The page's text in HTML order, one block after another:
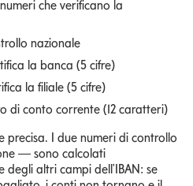
che verificano la
nazionale
la banca (5 cifre)
la filiale (5 cifre)
di conto corrente (12 caratteri)
precisa. I due numeri di controllo
— sono calcolati
degli altri campi dell'IBAN: se